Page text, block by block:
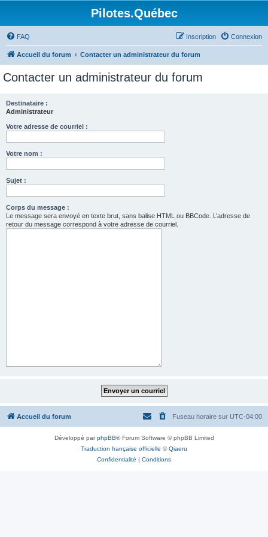
Pilotes.Québec
FAQ Connexion
Inscription
Accueil du forum Contacter un administrateur du forum
Contacter un administrateur du forum
Destinataire :
Administrateur
Votre adresse de courriel :
Votre nom :
Sujet :
Corps du message :
Le message sera envoyé en texte brut, sans balise HTML ou BBCode. L’adresse de
retour du message correspond à votre adresse de courriel.
Accueil du forum Fuseau horaire sur UTC-04:00
Développé parphpBB® Forum Software © phpBB Limited
Traduction française officielle ©Qiaeru
Confidentialité | Conditions